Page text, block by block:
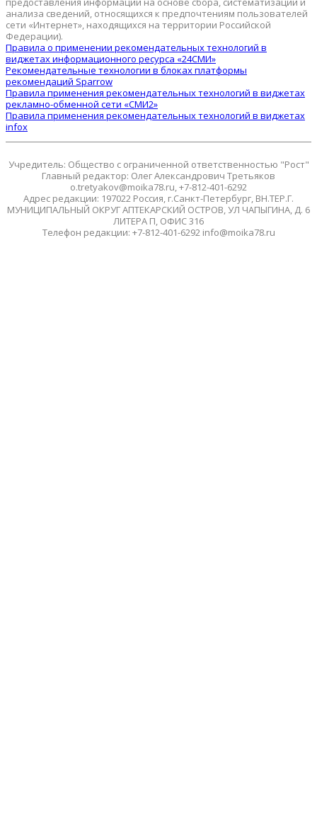
анализа сведений, относящихся к предпочтениям пользователей
сети «Интернет», находящихся на территории Российской
Федерации).
Правила о применении рекомендательных технологий в
виджетах информационного ресурса «24СМИ»
Рекомендательные технологии в блоках платформы
рекомендаций Sparrow
Правила применения рекомендательных технологий в виджетах
рекламно-обменной сети «СМИ2»
Правила применения рекомендательных технологий в виджетах
infox
Учредитель: Общество с ограниченной ответственностью "Рост"
Главный редактор: Олег Александрович Третьяков
o.tretyakov@moika78.ru, +7-812-401-6292
Адрес редакции: 197022 Россия, г.Санкт-Петербург, ВН.ТЕР.Г.
МУНИЦИПАЛЬНЫЙ ОКРУГ АПТЕКАРСКИЙ ОСТРОВ, УЛ ЧАПЫГИНА, Д. 6
ЛИТЕРА П, ОФИС 316
Телефон редакции: +7-812-401-6292 info@moika78.ru